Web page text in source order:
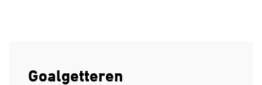
Goalgetteren